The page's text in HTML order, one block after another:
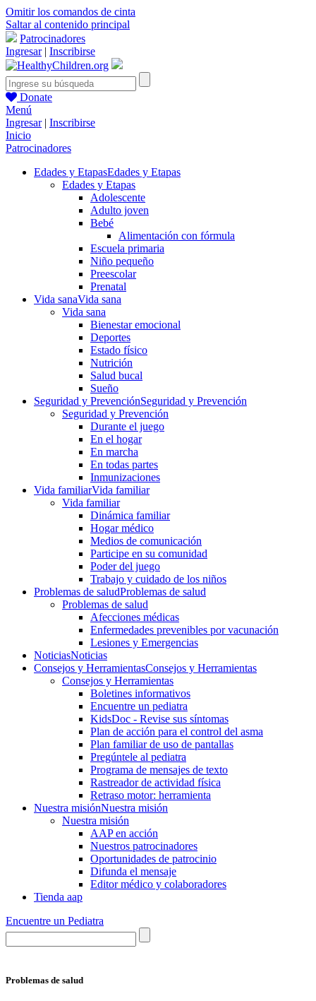
Omitir los comandos de cinta
Saltar al contenido principal
Patrocinadores
Ingresar| Inscribirse
Donate
Menú
Ingresar| Inscribirse
Inicio
Patrocinadores
Edades y EtapasEdades y Etapas
Edades y Etapas
Adolescente
Adulto joven
Bebé
Alimentación con fórmula
Escuela primaria
Niño pequeño
Preescolar
Prenatal
Vida sanaVida sana
Vida sana
Bienestar emocional
Deportes
Estado físico
Nutrición
Salud bucal
Sueño
Seguridad y PrevenciónSeguridad y Prevención
Seguridad y Prevención
Durante el juego
En el hogar
En marcha
En todas partes
Inmunizaciones
Vida familiarVida familiar
Vida familiar
Dinámica familiar
Hogar médico
Medios de comunicación
Participe en su comunidad
Poder del juego
Trabajo y cuidado de los niños
Problemas de saludProblemas de salud
Problemas de salud
Afecciones médicas
Enfermedades prevenibles por vacunación
Lesiones y Emergencias
NoticiasNoticias
Consejos y HerramientasConsejos y Herramientas
Consejos y Herramientas
Boletines informativos
Encuentre un pediatra
KidsDoc - Revise sus síntomas
Plan de acción para el control del asma
Plan familiar de uso de pantallas
Pregúntele al pediatra
Programa de mensajes de texto
Rastre​​ador de activida​d física
Retraso motor: herramienta
Nuestra misiónNuestra misión
Nuestra misión
AAP en acción
Nuestros patrocinadores
Oportunidades de patrocinio
Difunda el mensaje
Editor médico y colaboradores
Tienda aap
Encuentre un Pediatra
Problemas de salud